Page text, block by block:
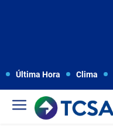
Última Hora Clima